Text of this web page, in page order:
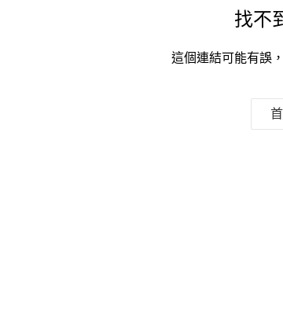
找不
這個連結可能有誤